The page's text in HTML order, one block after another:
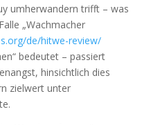
umherwandern trifft – was
„Wachmacher
de/hitwe-review/
bedeutet – passiert
hinsichtlich dies
zielwert unter